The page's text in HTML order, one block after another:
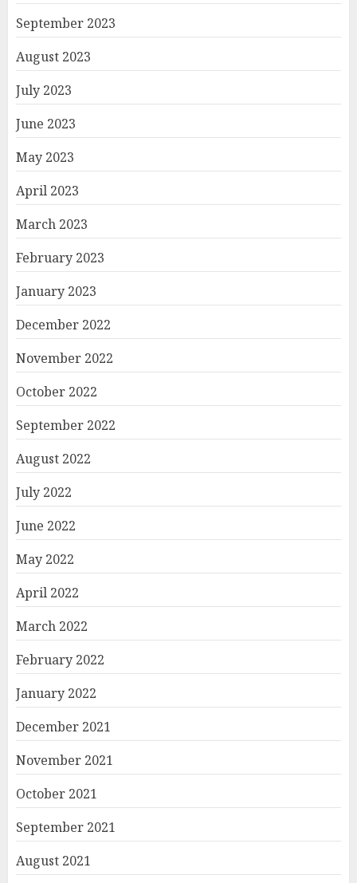
September 2023
August 2023
July 2023
June 2023
May 2023
April 2023
March 2023
February 2023
January 2023
December 2022
November 2022
October 2022
September 2022
August 2022
July 2022
June 2022
May 2022
April 2022
March 2022
February 2022
January 2022
December 2021
November 2021
October 2021
September 2021
August 2021